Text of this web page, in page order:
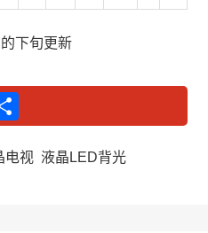
下旬更新
电视 液晶LED背光